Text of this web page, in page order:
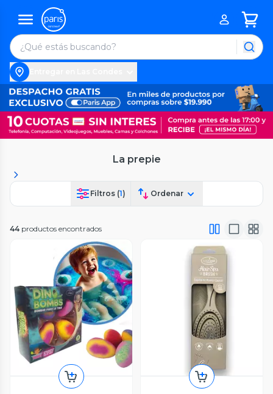
La prepie
Filtros (1) Ordenar
44 productos encontrados